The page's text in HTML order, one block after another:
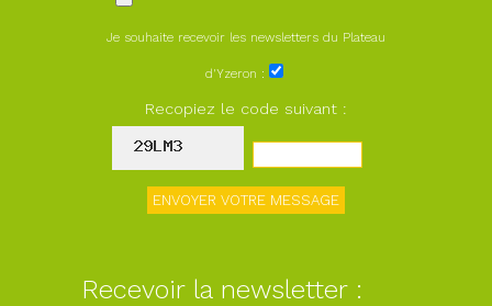
Je souhaite recevoir les newsletters du Plateau
d'Yzeron :
Recopiez le code suivant :
Recevoir la newsletter :